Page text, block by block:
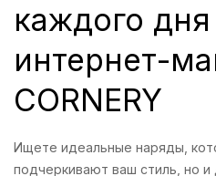
каждого дня
интернет-
CORNERY
Ищете идеальные наряды,
подчеркивают ваш стиль, но и